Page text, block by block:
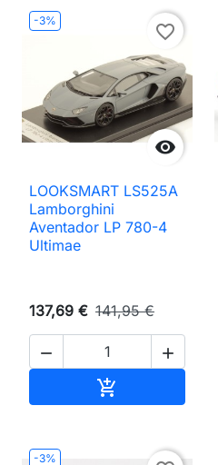
-3%

favorite_border
LOOKSMART LS525A
Lamborghini
Aventador LP 780-4
Ultimae
137,69 € 141,95 €
 
 Ajouter au
-3%